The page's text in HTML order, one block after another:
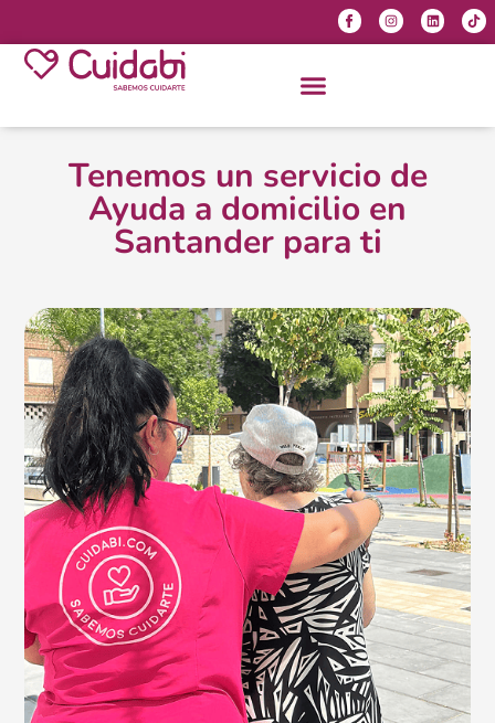
Tenemos un servicio de
Ayuda a domicilio en
Santander para ti